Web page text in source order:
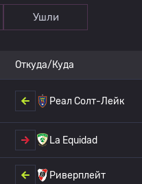
Ушли
Откуда/Куда
Реал Солт-Лейк
La Equidad
Риверплейт